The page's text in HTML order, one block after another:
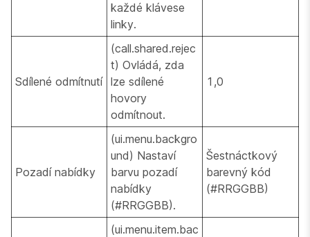
každé klávese
linky.
Sdílené odmítnutí
(call.shared.rejec
t) Ovládá, zda
lze sdílené
hovory
odmítnout.
1,0
Pozadí nabídky
(ui.menu.backgro
und) Nastaví
barvu pozadí
nabídky
(#RRGGBB).
Šestnáctkový
barevný kód
(#RRGGBB)
(ui.menu.item.bac